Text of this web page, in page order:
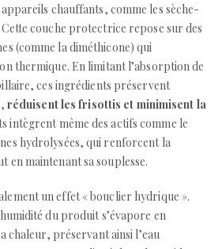
chauffants, comme les sèche-
couche protectrice repose sur des
(comme la diméthicone) qui
thermique. En limitant l’absorption de
ces ingrédients préservent
réduisent les frisottis et minimisent la
intègrent même des actifs comme le
hydrolysées, qui renforcent la
en maintenant sa souplesse.
un effet « bouclier hydrique ».
du produit s’évapore en
chaleur, préservant ainsi l’eau